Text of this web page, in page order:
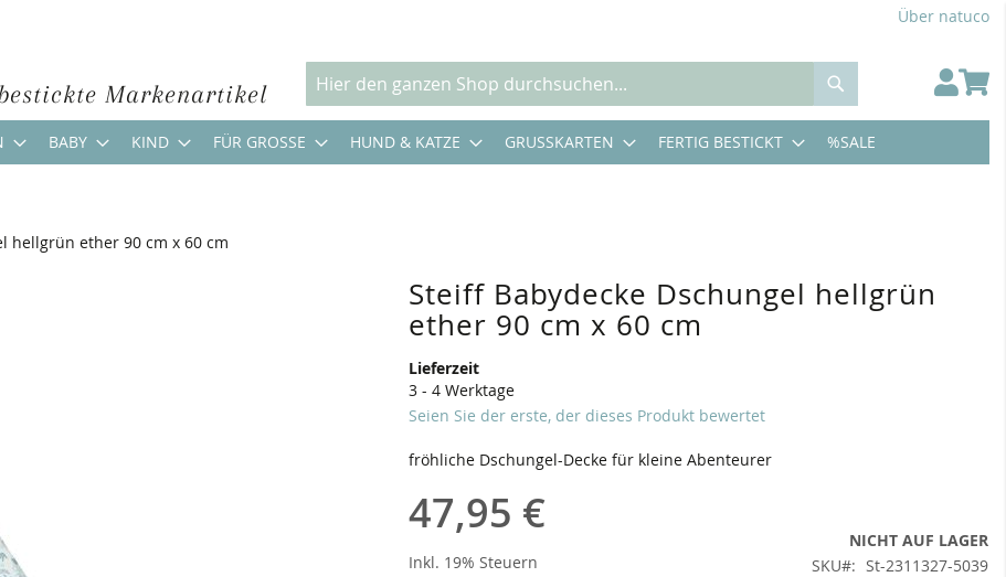
Über natuco
Markenartikel Suche
BABY KIND FÜR GROSSE HUND & KATZE GRUSSKARTEN FERTIG BESTICKT %SALE
hellgrün ether 90 cm x 60 cm
Steiff Babydecke Dschungel hellgrün
ether 90 cm x 60 cm
Lieferzeit
3 - 4 Werktage
Seien Sie der erste, der dieses Produkt bewertet
fröhliche Dschungel-Decke für kleine Abenteurer
47,95 €
Inkl. 19% Steuern
NICHT AUF LAGER
SKU
St-2311327-5039